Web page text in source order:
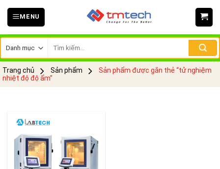
Skip
MENU
kiếm:
Trang chủ Sản phẩm
Sản phẩm được gắn thẻ “tử nghiệm
nhiệt độ độ ẩm”